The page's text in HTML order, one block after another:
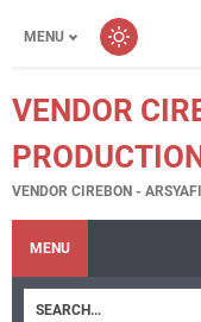
MENU
VENDOR
VENDOR CIREBON -
MENU